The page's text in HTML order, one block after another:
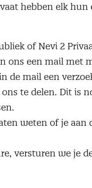
hebben elk hun
of Nevi 2
ons een mail met
de mail een
te delen. Dit is
weten of je aan
versturen we je